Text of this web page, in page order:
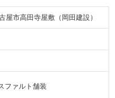
市高田寺屋敷（岡田建設）
ファルト舗装